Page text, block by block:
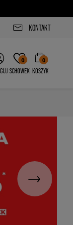
KONTAKT
0
SCHOWEK
0
KOSZYK